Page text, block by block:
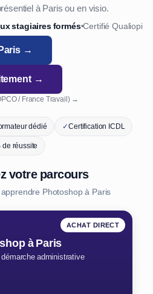
à Paris ou en visio.
stagiaires formés•Certifié Qualiopi
→
→
/ France Travail) →
dédié ✓Certification ICDL
de réussite
votre parcours
Photoshop à Paris
ACHAT DIRECT
à Paris
démarche administrative